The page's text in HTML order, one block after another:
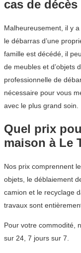
cas de décès
Malheureusement, il y
le débarras d’une
famille est décédé, il
de meubles et d’objets
professionnelle de
nécessaire pour vous
avec le plus grand soin.
Quel prix
maison à Le
Nos prix comprennent
objets, le déblaiement
camion et le recyclage
travaux sont
Pour votre commodité,
sur 24, 7 jours sur 7.